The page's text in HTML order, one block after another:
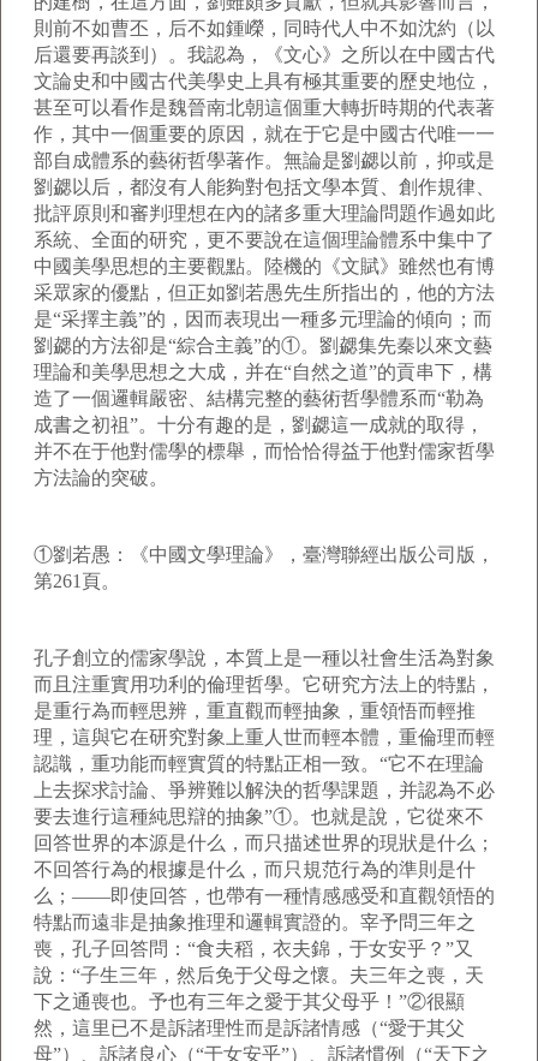
則前不如曹丕，后不如鍾嶸，同時代人中不如沈約（以
后還要再談到）。我認為，《文心》之所以在中國古代
文論史和中國古代美學史上具有極其重要的歷史地位，
甚至可以看作是魏晉南北朝這個重大轉折時期的代表著
作，其中一個重要的原因，就在于它是中國古代唯一一
部自成體系的藝術哲學著作。無論是劉勰以前，抑或是
劉勰以后，都沒有人能夠對包括文學本質、創作規律、
批評原則和審判理想在內的諸多重大理論問題作過如此
系統、全面的研究，更不要說在這個理論體系中集中了
中國美學思想的主要觀點。陸機的《文賦》雖然也有博
采眾家的優點，但正如劉若愚先生所指出的，他的方法
是“采擇主義”的，因而表現出一種多元理論的傾向；而
劉勰的方法卻是“綜合主義”的①。劉勰集先秦以來文藝
理論和美學思想之大成，并在“自然之道”的貢串下，構
造了一個邏輯嚴密、結構完整的藝術哲學體系而“勒為
成書之初祖”。十分有趣的是，劉勰這一成就的取得，
并不在于他對儒學的標舉，而恰恰得益于他對儒家哲學
方法論的突破。
①劉若愚：《中國文學理論》，臺灣聯經出版公司版，
第261頁。
孔子創立的儒家學說，本質上是一種以社會生活為對象
而且注重實用功利的倫理哲學。它研究方法上的特點，
是重行為而輕思辨，重直觀而輕抽象，重領悟而輕推
理，這與它在研究對象上重人世而輕本體，重倫理而輕
認識，重功能而輕實質的特點正相一致。“它不在理論
上去探求討論、爭辨難以解決的哲學課題，并認為不必
要去進行這種純思辯的抽象”①。也就是說，它從來不
回答世界的本源是什么，而只描述世界的現狀是什么；
不回答行為的根據是什么，而只規范行為的準則是什
么；——即使回答，也帶有一種情感感受和直觀領悟的
特點而遠非是抽象推理和邏輯實證的。宰予問三年之
喪，孔子回答問：“食夫稻，衣夫錦，于女安乎？”又
說：“子生三年，然后免于父母之懷。夫三年之喪，天
下之通喪也。予也有三年之愛于其父母乎！”②很顯
然，這里已不是訴諸理性而是訴諸情感（“愛于其父
母”）、訴諸良心（“于女安乎”）、訴諸慣例（“天下之